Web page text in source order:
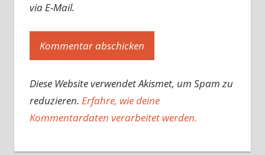
via E-Mail.
Diese Website verwendet Akismet, um Spam zu
reduzieren. Erfahre, wie deine
Kommentardaten verarbeitet werden.